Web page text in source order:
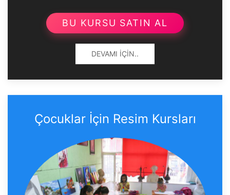
BU KURSU SATIN AL
DEVAMI İÇIN..
Çocuklar İçin Resim Kursları